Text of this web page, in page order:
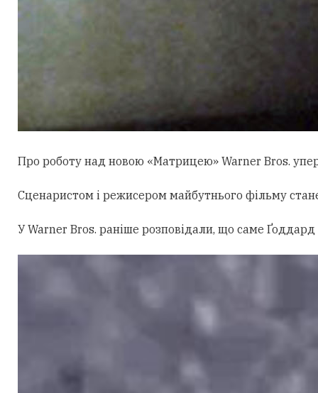
Про роботу над новою «Матрицею» Warner Bros.
Сценаристом і режисером майбутнього фільму
У Warner Bros. раніше розповідали, що саме